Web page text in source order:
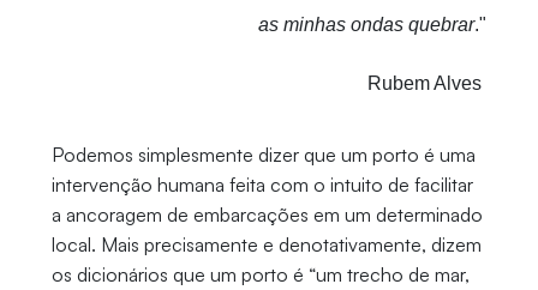
as minhas ondas quebrar."
Rubem Alves
Podemos simplesmente dizer que um porto é uma
intervenção humana feita com o intuito de facilitar
a ancoragem de embarcações em um determinado
local. Mais precisamente e denotativamente, dizem
os dicionários que um porto é “um trecho de mar,